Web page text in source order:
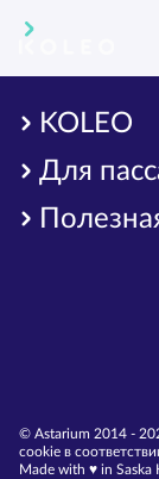
KOLEO
Для
© Astarium 2014 -
cookie в
Made with ♥︎ in Saska